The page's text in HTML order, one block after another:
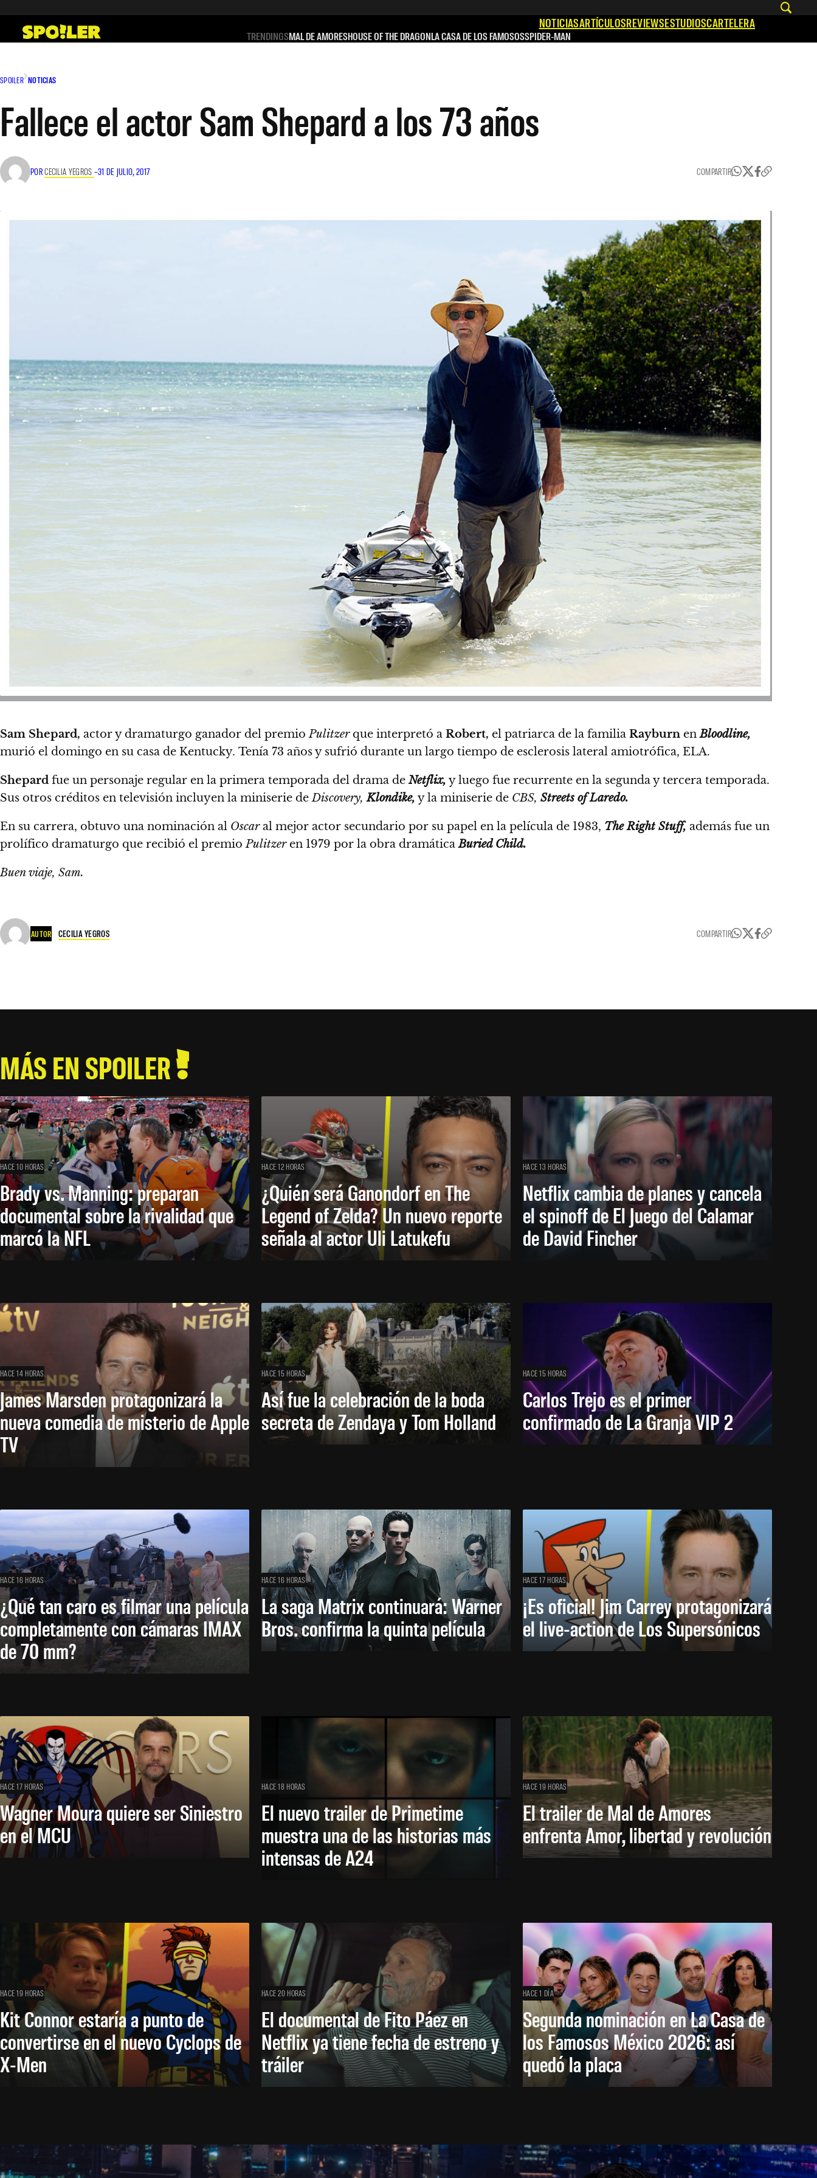
contenido
NOTICIASARTÍCULOSREVIEWSESTUDIOSCARTELERA
TRENDINGSMAL DE AMORESHOUSE OF THE DRAGONLA CASA DE LOS FAMOSOSSPIDER-MAN
SPOILER NOTICIAS
Fallece el actor Sam Shepard a los 73 años
PORCECILIA YEGROS –31 DE JULIO, 2017 COMPARTIR
Sam Shepard, actor y dramaturgo ganador del premioPulitzerque interpretó a Robert, el patriarca de la familia Rayburn enBloodline,
murió el domingo en su casa de Kentucky. Tenía 73 años y sufrió durante un largo tiempo de esclerosis lateral amiotrófica, ELA.
Shepard fue un personaje regular en la primera temporada del drama deNetflix, y luego fue recurrente en la segunda y tercera temporada.
Sus otros créditos en televisión incluyen la miniserie deDiscovery,Klondike, y la miniserie de CBS, Streets of Laredo.
En su carrera, obtuvo una nominación al Oscaral mejor actor secundario por su papel en la película de 1983, The Right Stuff, además fue un
prolífico dramaturgo que recibió el premioPulitzeren 1979 por la obra dramáticaBuried Child.
Buen viaje, Sam.
AUTOR CECILIA YEGROS COMPARTIR
MÁS EN SPOILER
HACE 10 HORAS
Brady vs. Manning: preparan
documental sobre la rivalidad que
marcó la NFL
HACE 12 HORAS
¿Quién será Ganondorf en The
Legend of Zelda? Un nuevo reporte
señala al actor Uli Latukefu
HACE 13 HORAS
Netflix cambia de planes y cancela
el spinoff de El Juego del Calamar
de David Fincher
HACE 14 HORAS
James Marsden protagonizará la
nueva comedia de misterio de Apple
TV
HACE 15 HORAS
Así fue la celebración de la boda
secreta de Zendaya y Tom Holland
HACE 15 HORAS
Carlos Trejo es el primer
confirmado de La Granja VIP 2
HACE 16 HORAS
¿Qué tan caro es filmar una película
completamente con cámaras IMAX
de 70 mm?
HACE 16 HORAS
La saga Matrix continuará: Warner
Bros. confirma la quinta película
HACE 17 HORAS
¡Es oficial! Jim Carrey protagonizará
el live-action de Los Supersónicos
HACE 17 HORAS
Wagner Moura quiere ser Siniestro
en el MCU
HACE 18 HORAS
El nuevo trailer de Primetime
muestra una de las historias más
intensas de A24
HACE 19 HORAS
El trailer de Mal de Amores
enfrenta Amor, libertad y revolución
HACE 19 HORAS
Kit Connor estaría a punto de
convertirse en el nuevo Cyclops de
X-Men
HACE 20 HORAS
El documental de Fito Páez en
Netflix ya tiene fecha de estreno y
tráiler
HACE 1 DÍA
Segunda nominación en La Casa de
los Famosos México 2026: así
quedó la placa